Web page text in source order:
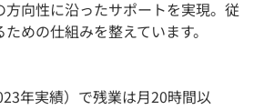
方向性に沿ったサポートを実現。従
めの仕組みを整えています。
年実績）で残業は月20時間以